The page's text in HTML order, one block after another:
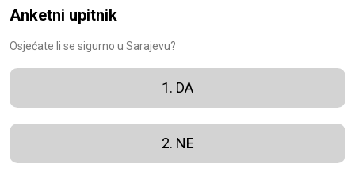
Anketni upitnik
Osjećate li se sigurno u Sarajevu?
1. DA
2. NE